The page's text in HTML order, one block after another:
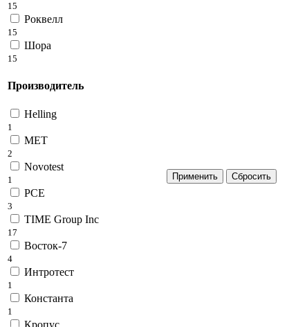
15
Роквелл
15
Шора
15
Производитель
Helling
1
MET
2
Novotest
1
PCE
3
TIME Group Inc
17
Восток-7
4
Интротест
1
Константа
1
Кропус